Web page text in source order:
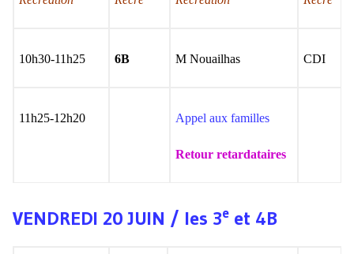
10h30-11h25 6B M Nouailhas CDI
11h25-12h20 Appel aux familles
Retour retardataires
VENDREDI 20 JUIN / les 3e et 4B